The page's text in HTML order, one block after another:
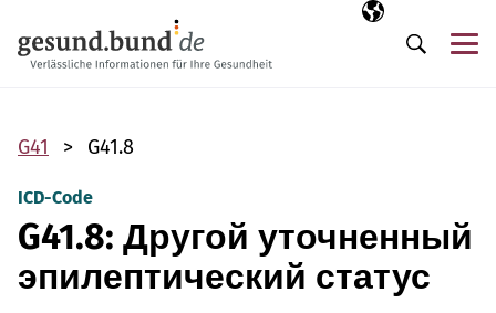
Выбранный
RU
Поиск
G41 G41.8
ICD-Code
G41.8: Другой уточненный
эпилептический статус